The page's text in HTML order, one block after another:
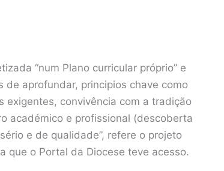
“num Plano curricular próprio” e
de aprofundar, principios chave como
exigentes, convivência com a tradição
académico e profissional (descoberta
e de qualidade”, refere o projeto
que o Portal da Diocese teve acesso.